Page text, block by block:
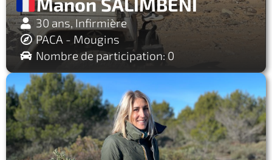
30 ans, Infirmière
PACA - Mougins
Nombre de participation: 0